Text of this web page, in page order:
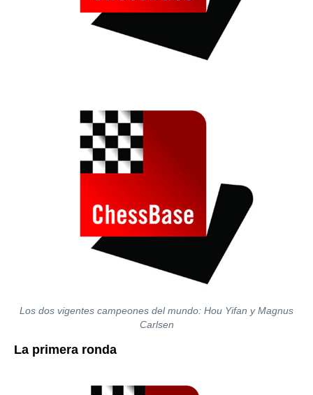
Los dos vigentes campeones del mundo: Hou Yifan y Magnus
Carlsen
La primera ronda